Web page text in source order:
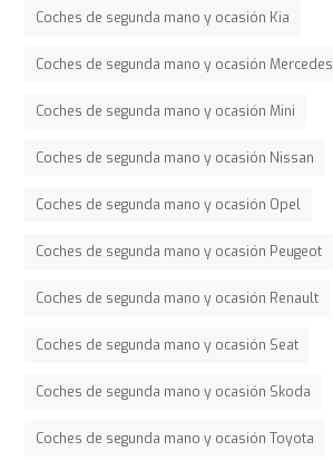
Coches de segunda mano y ocasión Kia
Coches de segunda mano y ocasión Mercedes
Coches de segunda mano y ocasión Mini
Coches de segunda mano y ocasión Nissan
Coches de segunda mano y ocasión Opel
Coches de segunda mano y ocasión Peugeot
Coches de segunda mano y ocasión Renault
Coches de segunda mano y ocasión Seat
Coches de segunda mano y ocasión Skoda
Coches de segunda mano y ocasión Toyota